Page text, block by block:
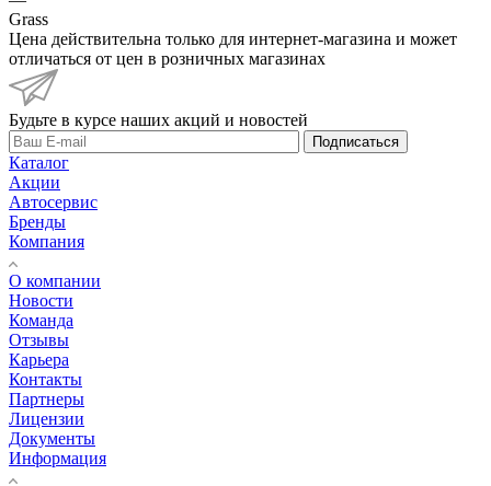
Grass
Цена действительна только для интернет-магазина и может
отличаться от цен в розничных магазинах
Будьте в курсе наших акций и новостей
Подписаться
Каталог
Акции
Автосервис
Бренды
Компания
О компании
Новости
Команда
Отзывы
Карьера
Контакты
Партнеры
Лицензии
Документы
Информация